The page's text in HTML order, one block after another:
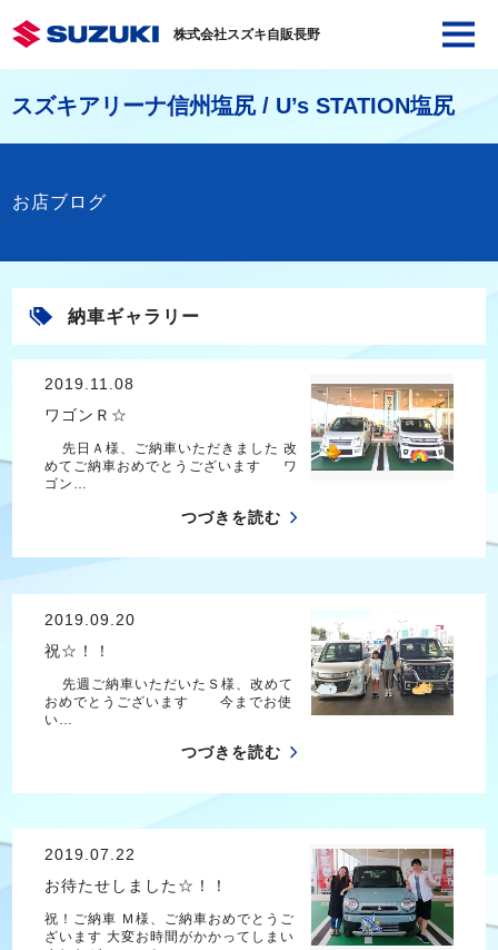
株式会社スズキ自販長野
スズキアリーナ信州塩尻 / U’s STATION塩尻
お店ブログ
納車ギャラリー
2019.11.08
ワゴンＲ☆
先日Ａ様、ご納車いただきました 改
めてご納車おめでとうございます ワ
ゴン…
つづきを読む
2019.09.20
祝☆！！
先週ご納車いただいたＳ様、改めて
おめでとうございます 今までお使
い…
つづきを読む
2019.07.22
お待たせしました☆！！
祝！ご納車 Ｍ様、ご納車おめでとうご
ざいます 大変お時間がかかってしまい